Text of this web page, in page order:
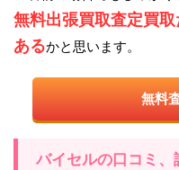
無料出張買取査定買
あるかと思います。
無料
バイセルの口コミ、